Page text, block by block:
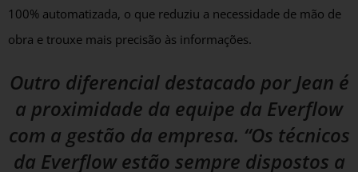
100% automatizada, o que reduziu a necessidade de mão de
obra e trouxe mais precisão às informações.
Outro diferencial destacado por Jean é
a proximidade da equipe da Everflow
com a gestão da empresa. “Os técnicos
da Everflow estão sempre dispostos a